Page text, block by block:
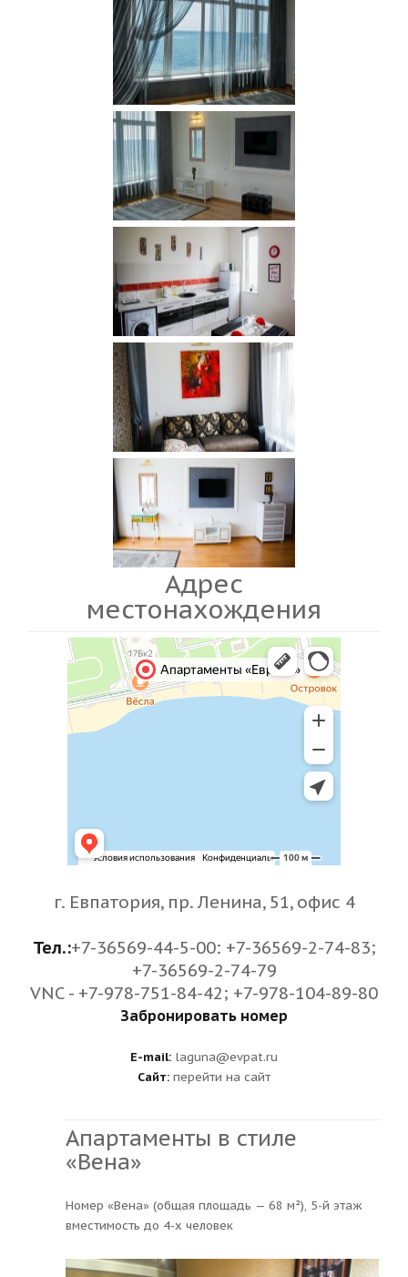
Адрес
местонахождения
г. Евпатория, пр. Ленина, 51, офис 4
Тел.:+7-36569-44-5-00: +7-36569-2-74-83;
+7-36569-2-74-79
VNC - +7-978-751-84-42; +7-978-104-89-80
Забронировать номер
E-mail: laguna@evpat.ru
Сайт: перейти на сайт
Апартаменты в стиле
«Вена»
Номер «Вена» (общая площадь — 68 м²), 5-й этаж
вместимость до 4-х человек